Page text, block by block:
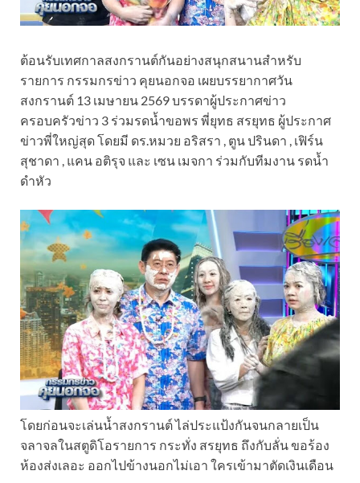
ต้อนรับเทศกาลสงกรานต์กันอย่างสนุกสนานสำหรับ
รายการ กรรมกรข่าว คุยนอกจอ เผยบรรยากาศวัน
สงกรานต์ 13 เมษายน 2569 บรรดาผู้ประกาศข่าว
ครอบครัวข่าว 3 ร่วมรดน้ำขอพร พี่ยุทธ สรยุทธ ผู้ประกาศ
ข่าวพี่ใหญ่สุด โดยมี ดร.หมวย อริสรา , ตูน ปรินดา , เฟิร์น
สุชาดา , แคน อติรุจ และ เซน เมจกา ร่วมกับทีมงาน รดน้ำ
ดำหัว
โดยก่อนจะเล่นน้ำสงกรานต์ ไล่ประแป้งกันจนกลายเป็น
จลาจลในสตูดิโอรายการ กระทั่ง สรยุทธ ถึงกับลั่น ขอร้อง
ห้องส่งเลอะ ออกไปข้างนอกไม่เอา ใครเข้ามาตัดเงินเดือน